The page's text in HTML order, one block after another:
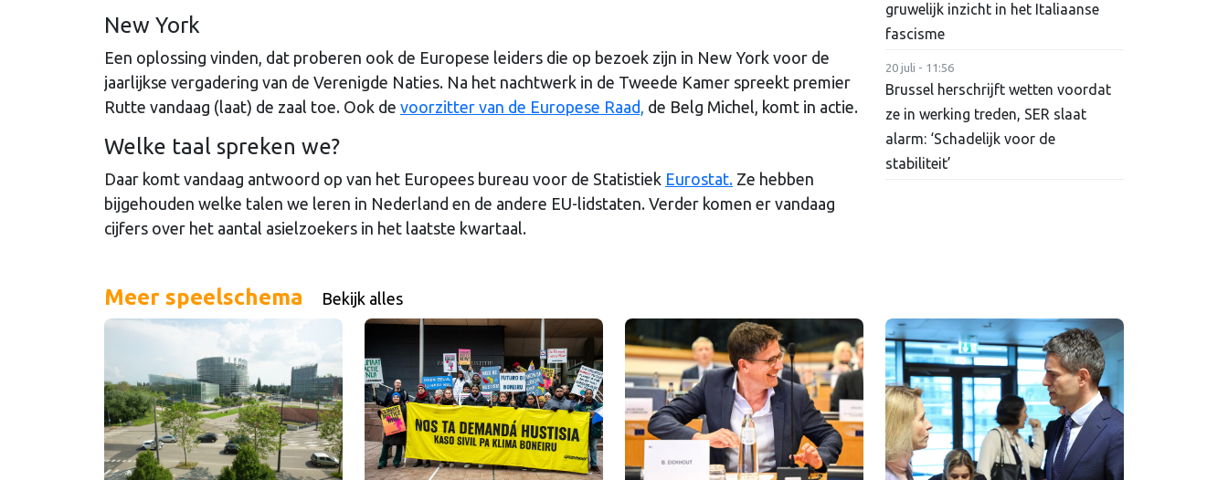
New York
Een oplossing vinden, dat proberen ook de Europese leiders die op bezoek zijn in New York voor de
jaarlijkse vergadering van de Verenigde Naties. Na het nachtwerk in de Tweede Kamer spreekt premier
Rutte vandaag (laat) de zaal toe. Ook de voorzitter van de Europese Raad, de Belg Michel, komt in actie.
Welke taal spreken we?
Daar komt vandaag antwoord op van het Europees bureau voor de Statistiek Eurostat. Ze hebben
bijgehouden welke talen we leren in Nederland en de andere EU-lidstaten. Verder komen er vandaag
cijfers over het aantal asielzoekers in het laatste kwartaal.
gruwelijk inzicht in het Italiaanse
fascisme
20 juli - 11:56
Brussel herschrijft wetten voordat
ze in werking treden, SER slaat
alarm: ‘Schadelijk voor de
stabiliteit’
Meer speelschema Bekijk alles